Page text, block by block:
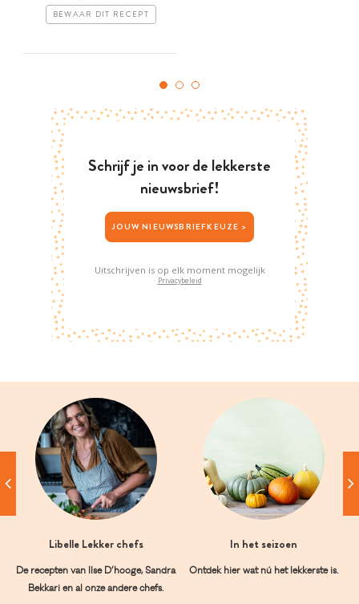
BEWAAR DIT RECEPT
Schrijf je in voor de lekkerste
nieuwsbrief!
JOUW NIEUWSBRIEFKEUZE >
Uitschrijven is op elk moment mogelijk
Privacybeleid
Libelle Lekker chefs
De recepten van Ilse D’hooge, Sandra
Bekkari en al onze andere chefs.
In het seizoen
Ontdek hier wat nú het lekkerste is.